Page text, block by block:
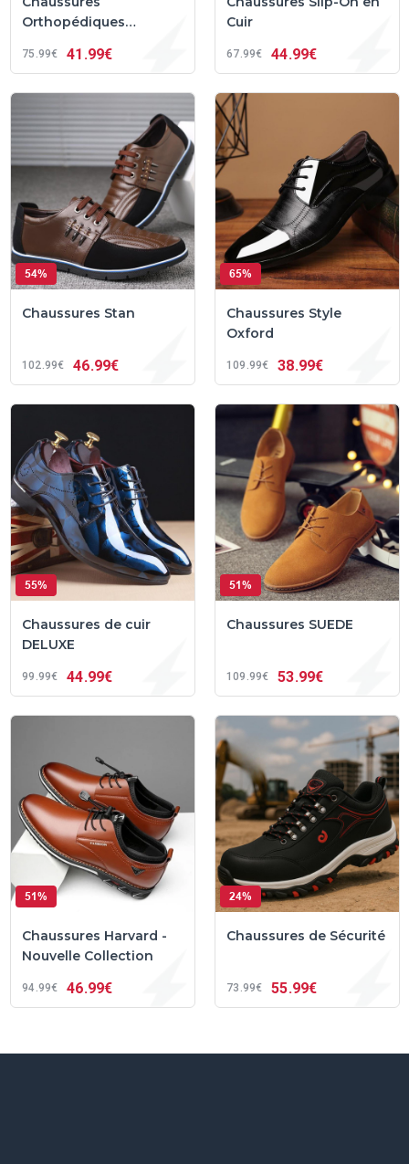
Orthopédiques
75 99€ 41 99€
Cuir
67 99€ 44 99€
54%
Chaussures Stan
102 99€ 46 99€
65%
Chaussures Style
Oxford
109 99€ 38 99€
55%
Chaussures de cuir
DELUXE
99 99€ 44 99€
51%
Chaussures SUEDE
109 99€ 53 99€
51%
Chaussures Harvard -
Nouvelle Collection
94 99€ 46 99€
24%
Chaussures de Sécurité
73 99€ 55 99€